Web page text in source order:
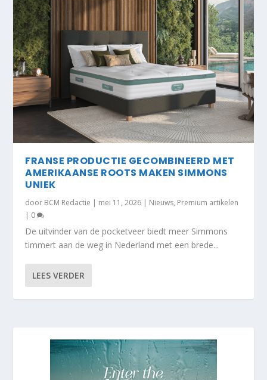
FRANSE PRODUCTIE GECOMBINEERD MET
AMERIKAANSE ROOTS MAKEN SIMMONS
UNIEK
door BCM Redactie | mei 11, 2026 | Nieuws, Premium artikelen
| 0
De uitvinder van de pocketveer biedt meer Simmons
timmert aan de weg in Nederland met een brede...
LEES VERDER